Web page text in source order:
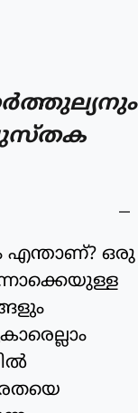
എന്താണ്? ഒരു